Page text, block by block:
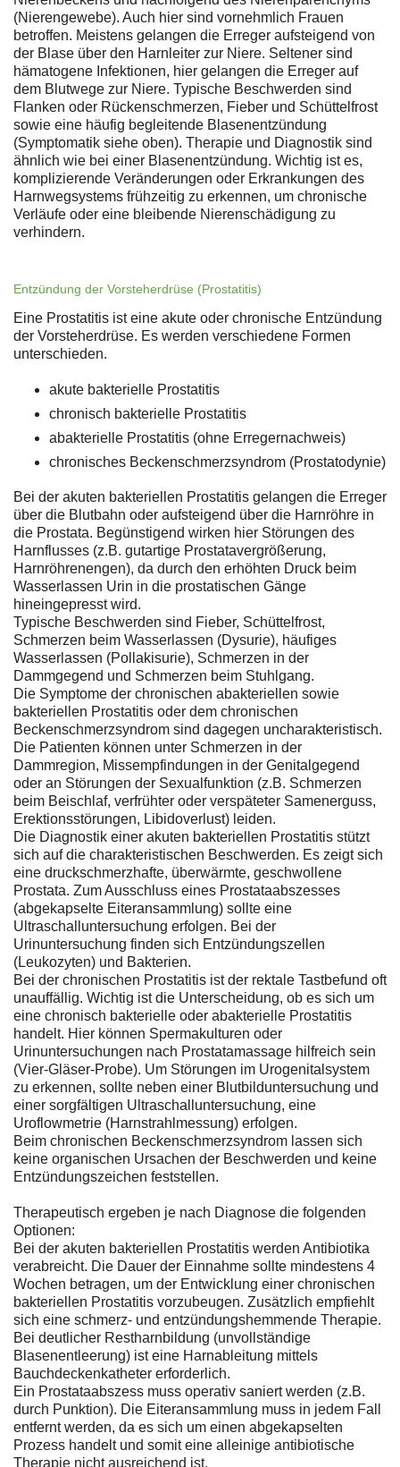
(Nierengewebe). Auch hier sind vornehmlich Frauen
betroffen. Meistens gelangen die Erreger aufsteigend von
der Blase über den Harnleiter zur Niere. Seltener sind
hämatogene Infektionen, hier gelangen die Erreger auf
dem Blutwege zur Niere. Typische Beschwerden sind
Flanken oder Rückenschmerzen, Fieber und Schüttelfrost
sowie eine häufig begleitende Blasenentzündung
(Symptomatik siehe oben). Therapie und Diagnostik sind
ähnlich wie bei einer Blasenentzündung. Wichtig ist es,
komplizierende Veränderungen oder Erkrankungen des
Harnwegsystems frühzeitig zu erkennen, um chronische
Verläufe oder eine bleibende Nierenschädigung zu
verhindern.
Entzündung der Vorsteherdrüse (Prostatitis)
Eine Prostatitis ist eine akute oder chronische Entzündung
der Vorsteherdrüse. Es werden verschiedene Formen
unterschieden.
akute bakterielle Prostatitis
chronisch bakterielle Prostatitis
abakterielle Prostatitis (ohne Erregernachweis)
chronisches Beckenschmerzsyndrom (Prostatodynie)
Bei der akuten bakteriellen Prostatitis gelangen die Erreger
über die Blutbahn oder aufsteigend über die Harnröhre in
die Prostata. Begünstigend wirken hier Störungen des
Harnflusses (z.B. gutartige Prostatavergrößerung,
Harnröhrenengen), da durch den erhöhten Druck beim
Wasserlassen Urin in die prostatischen Gänge
hineingepresst wird.
Typische Beschwerden sind Fieber, Schüttelfrost,
Schmerzen beim Wasserlassen (Dysurie), häufiges
Wasserlassen (Pollakisurie), Schmerzen in der
Dammgegend und Schmerzen beim Stuhlgang.
Die Symptome der chronischen abakteriellen sowie
bakteriellen Prostatitis oder dem chronischen
Beckenschmerzsyndrom sind dagegen uncharakteristisch.
Die Patienten können unter Schmerzen in der
Dammregion, Missempfindungen in der Genitalgegend
oder an Störungen der Sexualfunktion (z.B. Schmerzen
beim Beischlaf, verfrühter oder verspäteter Samenerguss,
Erektionsstörungen, Libidoverlust) leiden.
Die Diagnostik einer akuten bakteriellen Prostatitis stützt
sich auf die charakteristischen Beschwerden. Es zeigt sich
eine druckschmerzhafte, überwärmte, geschwollene
Prostata. Zum Ausschluss eines Prostataabszesses
(abgekapselte Eiteransammlung) sollte eine
Ultraschalluntersuchung erfolgen. Bei der
Urinuntersuchung finden sich Entzündungszellen
(Leukozyten) und Bakterien.
Bei der chronischen Prostatitis ist der rektale Tastbefund oft
unauffällig. Wichtig ist die Unterscheidung, ob es sich um
eine chronisch bakterielle oder abakterielle Prostatitis
handelt. Hier können Spermakulturen oder
Urinuntersuchungen nach Prostatamassage hilfreich sein
(Vier-Gläser-Probe). Um Störungen im Urogenitalsystem
zu erkennen, sollte neben einer Blutbilduntersuchung und
einer sorgfältigen Ultraschalluntersuchung, eine
Uroflowmetrie (Harnstrahlmessung) erfolgen.
Beim chronischen Beckenschmerzsyndrom lassen sich
keine organischen Ursachen der Beschwerden und keine
Entzündungszeichen feststellen.
Therapeutisch ergeben je nach Diagnose die folgenden
Optionen:
Bei der akuten bakteriellen Prostatitis werden Antibiotika
verabreicht. Die Dauer der Einnahme sollte mindestens 4
Wochen betragen, um der Entwicklung einer chronischen
bakteriellen Prostatitis vorzubeugen. Zusätzlich empfiehlt
sich eine schmerz- und entzündungshemmende Therapie.
Bei deutlicher Restharnbildung (unvollständige
Blasenentleerung) ist eine Harnableitung mittels
Bauchdeckenkatheter erforderlich.
Ein Prostataabszess muss operativ saniert werden (z.B.
durch Punktion). Die Eiteransammlung muss in jedem Fall
entfernt werden, da es sich um einen abgekapselten
Prozess handelt und somit eine alleinige antibiotische
Therapie nicht ausreichend ist.